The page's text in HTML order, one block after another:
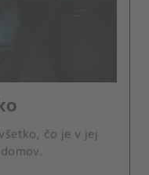
čo je v jej